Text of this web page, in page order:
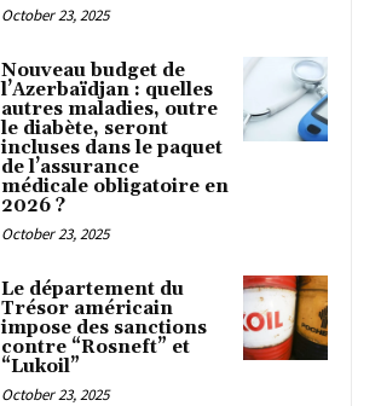
October 23, 2025
Nouveau budget de
l’Azerbaïdjan : quelles
autres maladies, outre
le diabète, seront
incluses dans le paquet
de l’assurance
médicale obligatoire en
2026 ?
October 23, 2025
Le département du
Trésor américain
impose des sanctions
contre “Rosneft” et
“Lukoil”
October 23, 2025